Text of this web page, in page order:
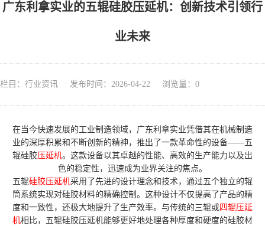
广东利拿实业的五辊硅胶压延机：创新技术引领行
业未来
栏目：行业资讯 发布时间：2026-04-22 浏览量： 0
在当今快速发展的工业制造领域，广东利拿实业凭借其在机械制造
业的深厚积累和不断创新的精神，推出了一款革命性的设备——五
辊硅胶压延机。这款设备以其卓越的性能、高效的生产能力以及出
色的稳定性，迅速成为业界关注的焦点。
五辊硅胶压延机采用了先进的设计理念和技术，通过五个独立的辊
筒系统实现对硅胶材料的精确控制。这种设计不仅提高了产品的精
度和一致性，还极大地提升了生产效率。与传统的三辊或四辊压延
机相比，五辊硅胶压延机能够更好地处理各种厚度和硬度的硅胶材